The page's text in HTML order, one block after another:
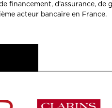
financement, d’assurance, de
acteur bancaire en France.